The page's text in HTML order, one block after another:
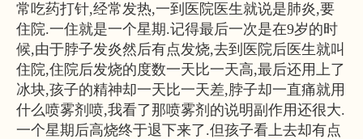
常吃药打针,经常发热,一到医院医生就说是肺炎,要
住院.一住就是一个星期.记得最后一次是在9岁的时
候,由于脖子发炎然后有点发烧,去到医院后医生就叫
住院,住院后发烧的度数一天比一天高,最后还用上了
冰块,孩子的精神却一天比一天差,脖子却一直痛就用
什么喷雾剂喷,我看了那喷雾剂的说明副作用还很大.
一个星期后高烧终于退下来了.但孩子看上去却有点